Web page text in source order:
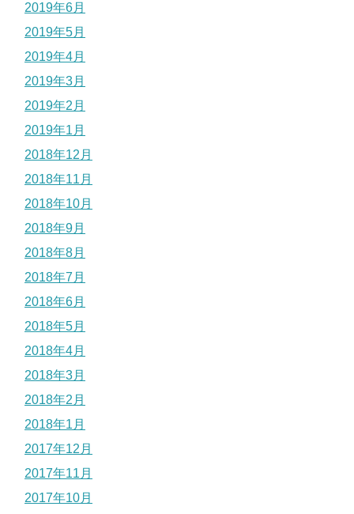
2019年6月
2019年5月
2019年4月
2019年3月
2019年2月
2019年1月
2018年12月
2018年11月
2018年10月
2018年9月
2018年8月
2018年7月
2018年6月
2018年5月
2018年4月
2018年3月
2018年2月
2018年1月
2017年12月
2017年11月
2017年10月